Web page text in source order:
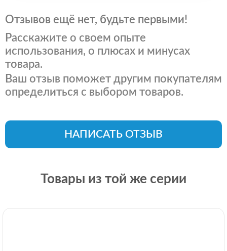
Отзывов ещё нет, будьте первыми!
Расскажите о своем опыте
использования, о плюсах и минусах
товара.
Ваш отзыв поможет другим покупателям
определиться с выбором товаров.
НАПИСАТЬ ОТЗЫВ
Товары из той же серии